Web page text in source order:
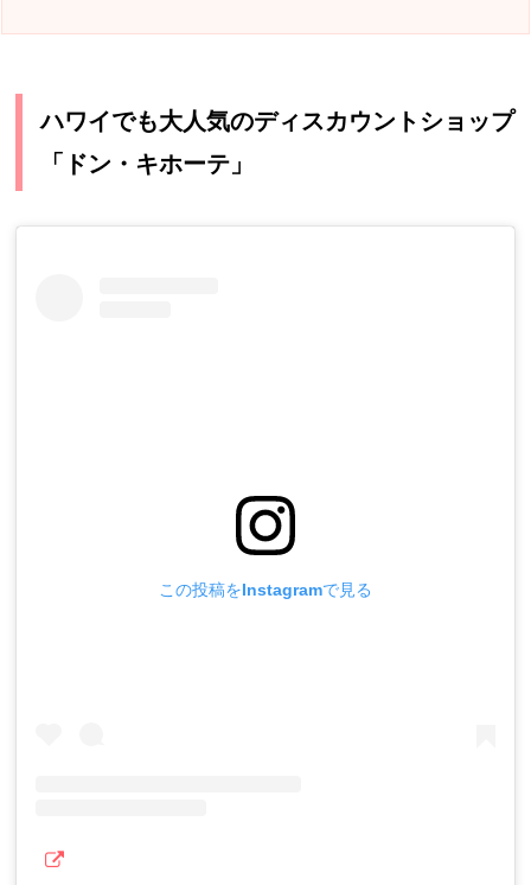
ハワイでも大人気のディスカウントショップ
「ドン・キホーテ」
この投稿をInstagramで見る